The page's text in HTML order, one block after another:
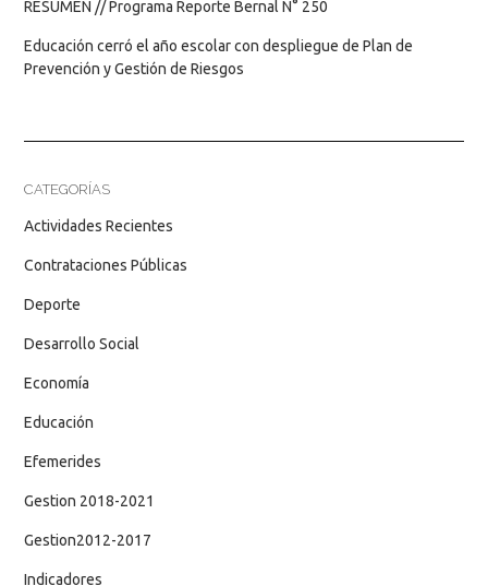
RESUMEN // Programa Reporte Bernal N° 250
Educación cerró el año escolar con despliegue de Plan de
Prevención y Gestión de Riesgos
CATEGORÍAS
Actividades Recientes
Contrataciones Públicas
Deporte
Desarrollo Social
Economía
Educación
Efemerides
Gestion 2018-2021
Gestion2012-2017
Indicadores